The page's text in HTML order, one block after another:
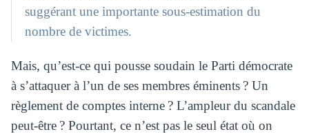
suggérant une importante sous-estimation du
nombre de victimes.
Mais, qu’est-ce qui pousse soudain le Parti démocrate
à s’attaquer à l’un de ses membres éminents ? Un
règlement de comptes interne ? L’ampleur du scandale
peut-être ? Pourtant, ce n’est pas le seul état où on